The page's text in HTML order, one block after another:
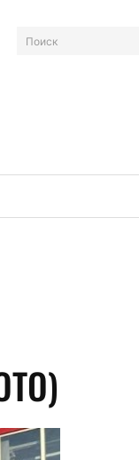
Поиск